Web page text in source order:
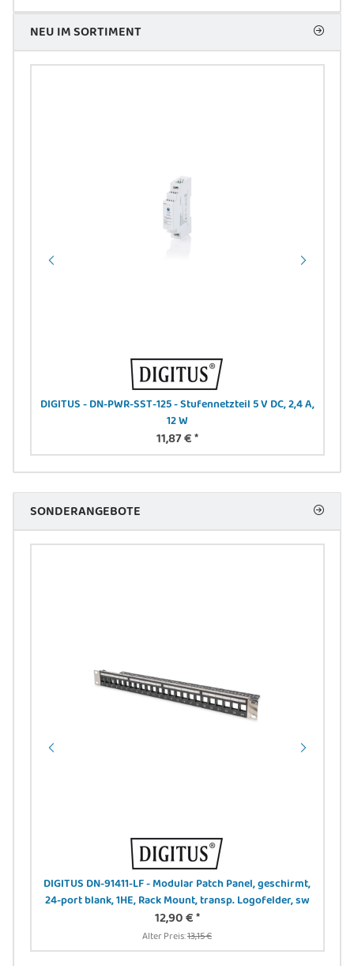
NEU IM SORTIMENT
DIGITUS - DN-PWR-SST-125 - Stufennetzteil 5 V DC, 2,4 A,
12 W
11,87 €*
SONDERANGEBOTE
DIGITUS DN-91411-LF - Modular Patch Panel, geschirmt,
24-port blank, 1HE, Rack Mount, transp. Logofelder, sw
12,90 €*
Alter Preis:13,15 €